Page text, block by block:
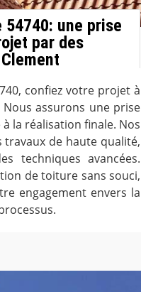
une prise
par des
confiez votre projet à
assurons une prise
la réalisation finale. Nos
travaux de haute qualité,
techniques avancées.
de toiture sans souci,
engagement envers la